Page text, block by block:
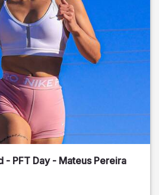
- PFT Day - Mateus Pereira